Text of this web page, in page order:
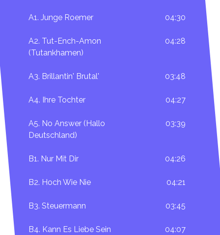
A1. Junge Roemer 04:30
A2. Tut-Ench-Amon
(Tutankhamen)
04:28
A3. Brillantin' Brutal' 03:48
A4. Ihre Tochter 04:27
A5. No Answer (Hallo
Deutschland)
03:39
B1. Nur Mit Dir 04:26
B2. Hoch Wie Nie 04:21
B3. Steuermann 03:45
B4. Kann Es Liebe Sein 04:07